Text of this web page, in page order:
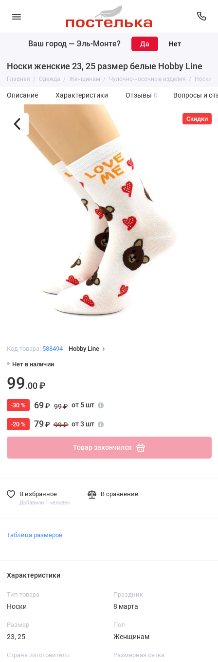
Ваш город — Эль-Монте?
Носки женские 23, 25 размер белые Hobby Line
Главная Одежда Женщинам Чулочно-носочные изделия Носки
Описание Характеристики Отзывы 0 Вопросы и
Скидки
Код товара: 588494 Hobby Line
Нет в наличии
99.00 ₽
-30 % 69₽ 99 ₽ от 5 шт
-20 % 79₽ 99 ₽ от 3 шт
Товар закончился
В избранное
Добавили 1 человек
В сравнение
Таблица размеров
Характеристики
Тип товара
Носки
Праздник
8 марта
Размер
23, 25
Пол
Женщинам
Страна изготовитель Размерная сетка